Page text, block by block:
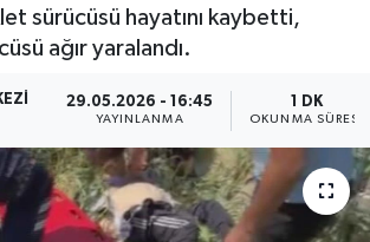
sürücüsü hayatını kaybetti,
ağır yaralandı.
29.05.2026 - 16:45
YAYINLANMA
1 DK
OKUNMA SÜRESI